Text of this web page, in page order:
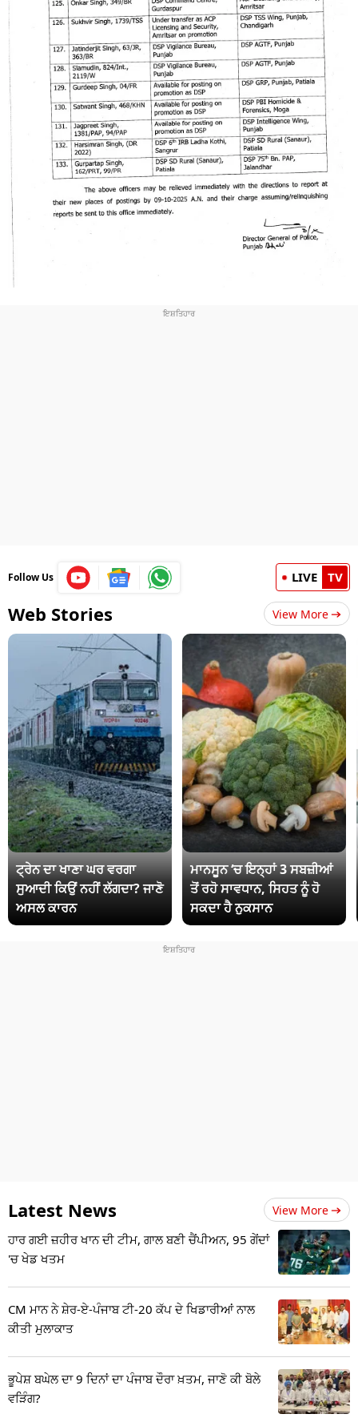
Follow Us LIVE TV
Web Stories View More
ਟ੍ਰੇਨ ਦਾ ਖਾਣਾ ਘਰ ਵਰਗਾ
ਸੁਆਦੀ ਕਿਉਂ ਨਹੀਂ ਲੱਗਦਾ? ਜਾਣੋ
ਅਸਲ ਕਾਰਨ
ਮਾਨਸੂਨ ‘ਚ ਇਨ੍ਹਾਂ 3 ਸਬਜ਼ੀਆਂ
ਤੋਂ ਰਹੋ ਸਾਵਧਾਨ, ਸਿਹਤ ਨੂੰ ਹੋ
ਸਕਦਾ ਹੈ ਨੁਕਸਾਨ
Latest News View More
ਹਾਰ ਗਈ ਜ਼ਹੀਰ ਖਾਨ ਦੀ ਟੀਮ, ਗਾਲ ਬਣੀ ਚੈਂਪੀਅਨ, 95 ਗੇਂਦਾਂ
'ਚ ਖੇਡ ਖਤਮ
CM ਮਾਨ ਨੇ ਸ਼ੇਰ-ਏ-ਪੰਜਾਬ ਟੀ-20 ਕੱਪ ਦੇ ਖਿਡਾਰੀਆਂ ਨਾਲ
ਕੀਤੀ ਮੁਲਾਕਾਤ
ਭੂਪੇਸ਼ ਬਘੇਲ ਦਾ 9 ਦਿਨਾਂ ਦਾ ਪੰਜਾਬ ਦੌਰਾ ਖ਼ਤਮ, ਜਾਣੋ ਕੀ ਬੋਲੇ
ਵੜਿੰਗ?